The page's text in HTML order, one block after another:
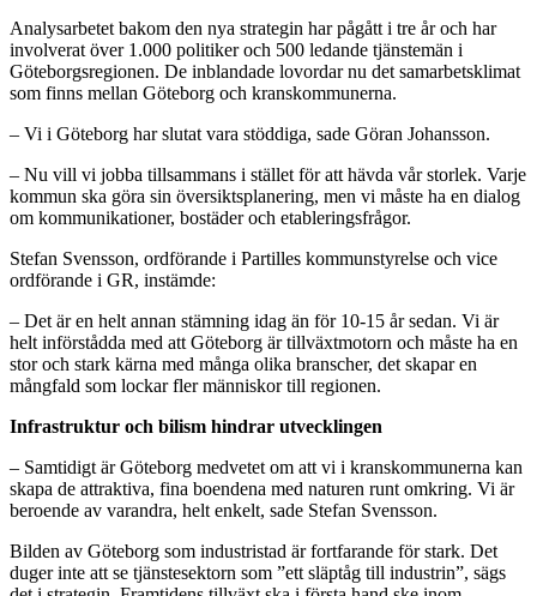
Analysarbetet bakom den nya strategin har pågått i tre år och har
involverat över 1.000 politiker och 500 ledande tjänstemän i
Göteborgsregionen. De inblandade lovordar nu det samarbetsklimat
som finns mellan Göteborg och kranskommunerna.
– Vi i Göteborg har slutat vara stöddiga, sade Göran Johansson.
– Nu vill vi jobba tillsammans i stället för att hävda vår storlek. Varje
kommun ska göra sin översiktsplanering, men vi måste ha en dialog
om kommunikationer, bostäder och etableringsfrågor.
Stefan Svensson, ordförande i Partilles kommunstyrelse och vice
ordförande i GR, instämde:
– Det är en helt annan stämning idag än för 10-15 år sedan. Vi är
helt införstådda med att Göteborg är tillväxtmotorn och måste ha en
stor och stark kärna med många olika branscher, det skapar en
mångfald som lockar fler människor till regionen.
Infrastruktur och bilism hindrar utvecklingen
– Samtidigt är Göteborg medvetet om att vi i kranskommunerna kan
skapa de attraktiva, fina boendena med naturen runt omkring. Vi är
beroende av varandra, helt enkelt, sade Stefan Svensson.
Bilden av Göteborg som industristad är fortfarande för stark. Det
duger inte att se tjänstesektorn som ”ett släptåg till industrin”, sägs